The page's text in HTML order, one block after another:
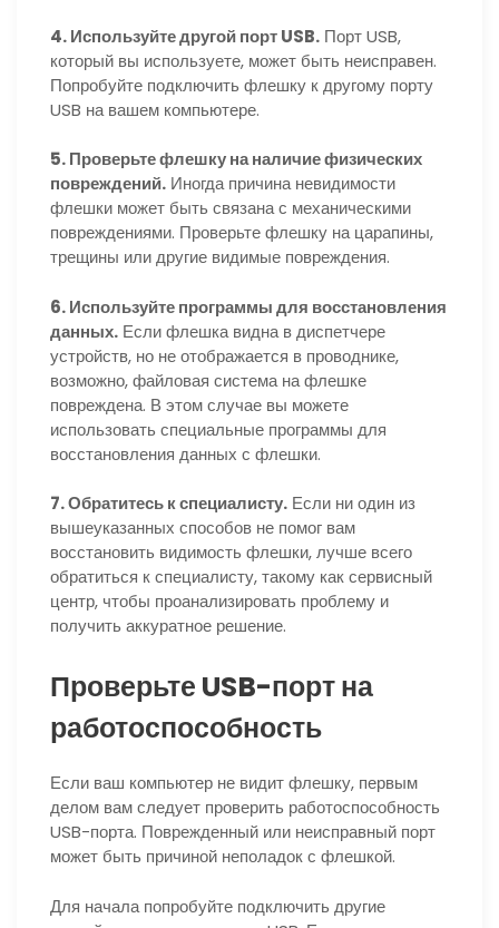
4. Используйте другой порт USB. Порт USB,
который вы используете, может быть неисправен.
Попробуйте подключить флешку к другому порту
USB на вашем компьютере.
5. Проверьте флешку на наличие физических
повреждений. Иногда причина невидимости
флешки может быть связана с механическими
повреждениями. Проверьте флешку на царапины,
трещины или другие видимые повреждения.
6. Используйте программы для восстановления
данных. Если флешка видна в диспетчере
устройств, но не отображается в проводнике,
возможно, файловая система на флешке
повреждена. В этом случае вы можете
использовать специальные программы для
восстановления данных с флешки.
7. Обратитесь к специалисту. Если ни один из
вышеуказанных способов не помог вам
восстановить видимость флешки, лучше всего
обратиться к специалисту, такому как сервисный
центр, чтобы проанализировать проблему и
получить аккуратное решение.
Проверьте USB-порт на
работоспособность
Если ваш компьютер не видит флешку, первым
делом вам следует проверить работоспособность
USB-порта. Поврежденный или неисправный порт
может быть причиной неполадок с флешкой.
Для начала попробуйте подключить другие